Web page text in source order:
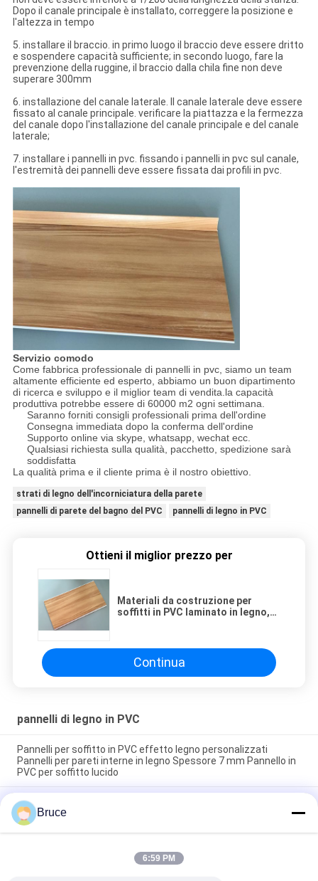
Dopo il canale principale è installato, correggere la posizione e
l'altezza in tempo
5. installare il braccio. in primo luogo il braccio deve essere dritto
e sospendere capacità sufficiente; in secondo luogo, fare la
prevenzione della ruggine, il braccio dalla chila fine non deve
superare 300mm
6. installazione del canale laterale. Il canale laterale deve essere
fissato al canale principale. verificare la piattazza e la fermezza
del canale dopo l'installazione del canale principale e del canale
laterale;
7. installare i pannelli in pvc. fissando i pannelli in pvc sul canale,
l'estremità dei pannelli deve essere fissata dai profili in pvc.
Servizio comodo
Come fabbrica professionale di pannelli in pvc, siamo un team
altamente efficiente ed esperto, abbiamo un buon dipartimento
di ricerca e sviluppo e il miglior team di vendita.la capacità
produttiva potrebbe essere di 60000 m2 ogni settimana.
Saranno forniti consigli professionali prima dell'ordine
Consegna immediata dopo la conferma dell'ordine
Supporto online via skype, whatsapp, wechat ecc.
Qualsiasi richiesta sulla qualità, pacchetto, spedizione sarà
soddisfatta
La qualità prima e il cliente prima è il nostro obiettivo.
strati di legno dell'incorniciatura della parete
pannelli di parete del bagno del PVC
pannelli di legno in PVC
Ottieni il miglior prezzo per
Materiali da costruzione per
soffitti in PVC laminato in legno,
Continua
pannelli di legno in PVC
Pannelli per soffitto in PVC effetto legno personalizzati
Pannelli per pareti interne in legno Spessore 7 mm Pannello in
PVC per soffitto lucido
200 × 5.95M Interni Pvc Artistico Pannelli di rivestimento in
legno Per ristorante 7 mm Spessore 8 pollici pannello di
soffitto in pvc colore di legno popolare
7Spessore.5 mm Pannelli in legno in PVC resistenti alla
corrosione per soffitti / pareti Rivestimenti di soffitto in PVC
Bruce
6:59 PM